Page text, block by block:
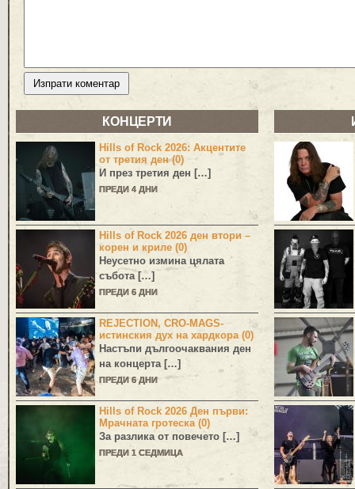
КОНЦЕРТИ
Hills of Rock 2026: Акцентите
от третия ден (0)
И през третия ден […]
ПРЕДИ 4 ДНИ
Hills of Rock 2026 ден втори –
корен и криле (0)
Неусетно измина цялата
събота […]
ПРЕДИ 6 ДНИ
REJECTION, CRO-MAGS-
истинския дух на хардкора (0)
Настъпи дългоочаквания ден
на концерта […]
ПРЕДИ 6 ДНИ
Hills of Rock 2026 Ден първи:
Мрачната гротеска (0)
За разлика от повечето […]
ПРЕДИ 1 СЕДМИЦА